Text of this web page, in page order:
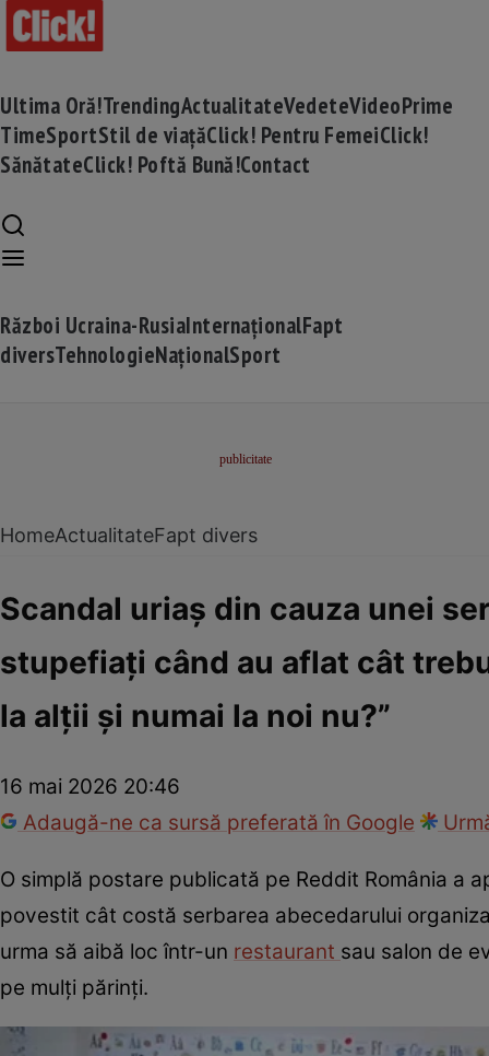
Ultima Oră!TrendingActualitateVedeteVideoPrime
TimeSportStil de viațăClick! Pentru FemeiClick!
SănătateClick! Poftă Bună!Contact
Război Ucraina-RusiaInternaționalFapt
diversTehnologieNaționalSport
HomeActualitateFapt divers
Scandal uriaș din cauza unei
stupefiați când au aflat cât
la alții și numai la noi nu?”
16 mai 2026 20:46
Adaugă-ne ca sursă preferată în Google
O simplă postare publicată pe Reddit România a
povestit cât costă serbarea abecedarului
urma să aibă loc într-un restaurant sau salon de
pe mulți părinți.